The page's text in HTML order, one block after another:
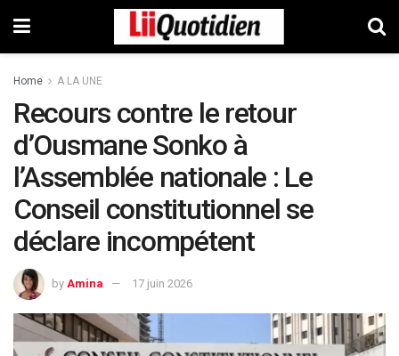
Home A LA UNE
Recours contre le retour
d’Ousmane Sonko à
l’Assemblée nationale : Le
Conseil constitutionnel se
déclare incompétent
by Amina 17 juin 2026